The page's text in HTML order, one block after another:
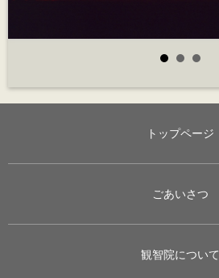
トップページ
ごあいさつ
観智院について